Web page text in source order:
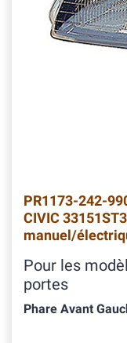
PR1173-242-
CIVIC
manuel/
Pour les
portes
Phare Avant